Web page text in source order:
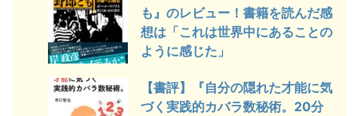
も』のレビュー！書籍を読んだ感
想は「これは世界中にあることの
ように感じた」
【書評】『自分の隠れた才能に気
づく実践的カバラ数秘術。20分